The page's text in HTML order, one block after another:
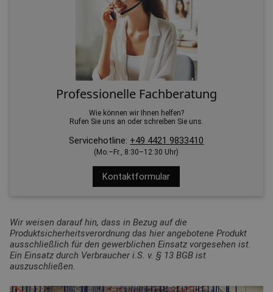
Professionelle Fachberatung
Wie können wir Ihnen helfen?
Rufen Sie uns an oder schreiben Sie uns.
Servicehotline: +49 4421 9833410
(Mo.–Fr., 8:30–12:30 Uhr)
Kontaktformular
Wir weisen darauf hin, dass in Bezug auf die
Produktsicherheitsverordnung das hier angebotene Produkt
ausschließlich für den gewerblichen Einsatz vorgesehen ist.
Ein Einsatz durch Verbraucher i.S. v. § 13 BGB ist
auszuschließen.